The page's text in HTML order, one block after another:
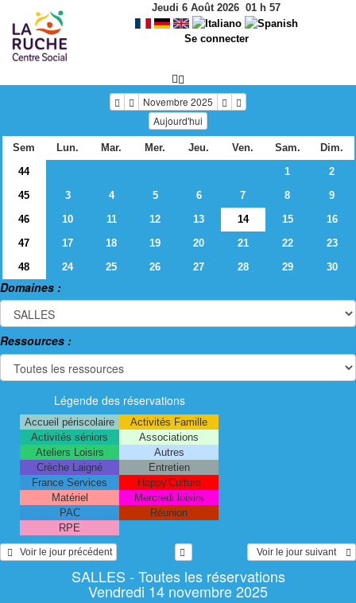
Jeudi 6 Août 2026 01 h 57
Se connecter
Novembre 2025
Aujourd'hui
Sem Lun. Mar. Mer. Jeu. Ven. Sam.
Dim.
44
1
2
45
3 4 5 6 7 8
9
46
10 11 12 13 14 15
16
47
17 18 19 20 21 22
23
48
24 25 26 27 28 29 30
Domaines :
Ressources :
Légende des réservations
Accueil périscolaire
Activités Famille
Activités séniors
Associations
Ateliers Loisirs
Autres
Crèche Laigné
Entretien
France Services
Happy'Culture
Matériel
Mercredi loisirs
PAC
Réunion
RPE
   Voir le jour précédent
  Voir le jour suivant
SALLES - Toutes les réservations
Vendredi 14 novembre 2025